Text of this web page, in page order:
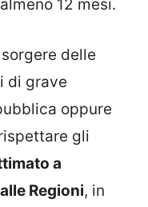
12 mesi.
delle
di grave
oppure
gli
a
Regioni, in